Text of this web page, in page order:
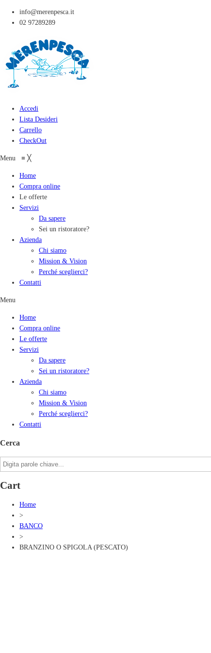
info@merenpesca.it
02 97289289
Accedi
Lista Desideri
Carrello
CheckOut
Menu ≡ ╳
Home
Compra online
Le offerte
Servizi
Da sapere
Sei un ristoratore?
Azienda
Chi siamo
Mission & Vision
Perché sceglierci?
Contatti
Menu
Home
Compra online
Le offerte
Servizi
Da sapere
Sei un ristoratore?
Azienda
Chi siamo
Mission & Vision
Perché sceglierci?
Contatti
Cerca
Cart
Home
>
BANCO
>
BRANZINO O SPIGOLA (PESCATO)